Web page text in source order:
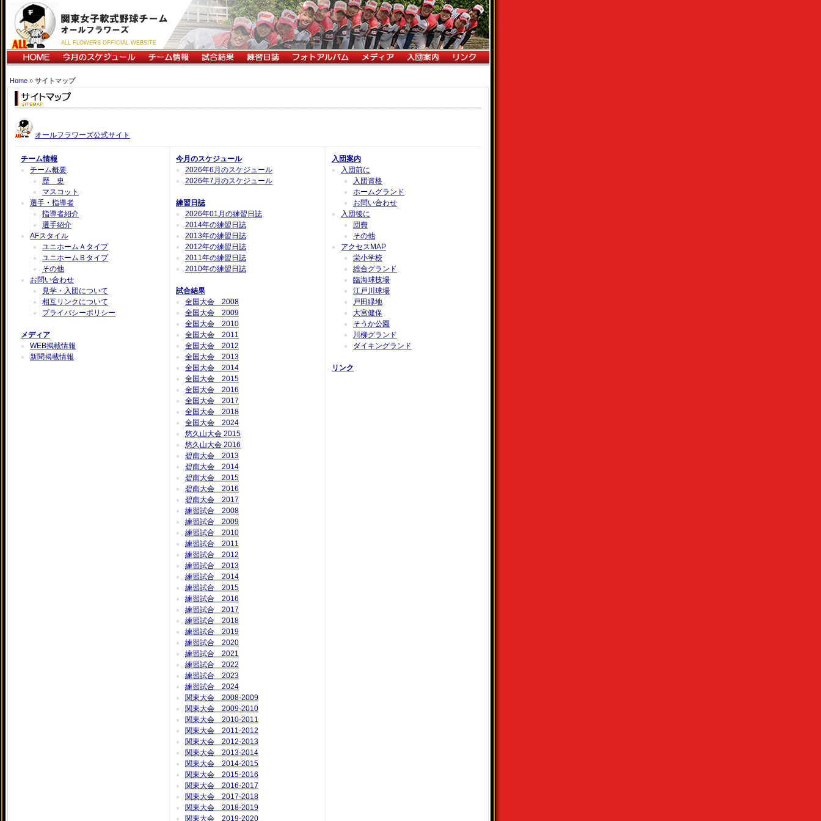
ALL FLOWERS OFFICIAL WEBSITE
Home » サイトマップ
オールフラワーズ公式サイト
チーム情報
チーム概要
歴 史
マスコット
選手・指導者
指導者紹介
選手紹介
AFスタイル
ユニホームＡタイプ
ユニホームＢタイプ
その他
お問い合わせ
見学・入団について
相互リンクについて
プライバシーポリシー
メディア
WEB掲載情報
新聞掲載情報
今月のスケジュール
2026年6月のスケジュール
2026年7月のスケジュール
練習日誌
2026年01月の練習日誌
2014年の練習日誌
2013年の練習日誌
2012年の練習日誌
2011年の練習日誌
2010年の練習日誌
試合結果
全国大会 2008
全国大会 2009
全国大会 2010
全国大会 2011
全国大会 2012
全国大会 2013
全国大会 2014
全国大会 2015
全国大会 2016
全国大会 2017
全国大会 2018
全国大会 2024
悠久山大会 2015
悠久山大会 2016
碧南大会 2013
碧南大会 2014
碧南大会 2015
碧南大会 2016
碧南大会 2017
練習試合 2008
練習試合 2009
練習試合 2010
練習試合 2011
練習試合 2012
練習試合 2013
練習試合 2014
練習試合 2015
練習試合 2016
練習試合 2017
練習試合 2018
練習試合 2019
練習試合 2020
練習試合 2021
練習試合 2022
練習試合 2023
練習試合 2024
関東大会 2008-2009
関東大会 2009-2010
関東大会 2010-2011
関東大会 2011-2012
関東大会 2012-2013
関東大会 2013-2014
関東大会 2014-2015
関東大会 2015-2016
関東大会 2016-2017
関東大会 2017-2018
関東大会 2018-2019
関東大会 2019-2020
入団案内
入団前に
入団資格
ホームグランド
お問い合わせ
入団後に
団費
その他
アクセスMAP
栄小学校
総合グランド
臨海球技場
江戸川球場
戸田緑地
大宮健保
そうか公園
川柳グランド
ダイキングランド
リンク